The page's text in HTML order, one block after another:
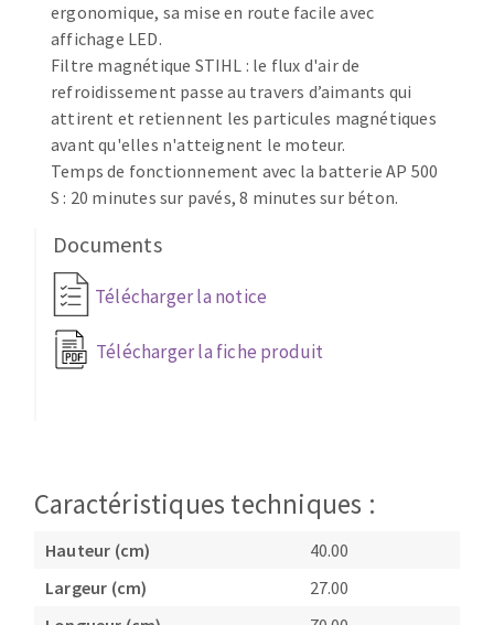
ergonomique, sa mise en route facile avec
affichage LED.
Filtre magnétique STIHL : le flux d'air de
refroidissement passe au travers d’aimants qui
attirent et retiennent les particules magnétiques
avant qu'elles n'atteignent le moteur.
Temps de fonctionnement avec la batterie AP 500
S : 20 minutes sur pavés, 8 minutes sur béton.
Documents
Télécharger la notice
Télécharger la fiche produit
Caractéristiques techniques :
Hauteur (cm)
40.00
Largeur (cm)
27.00